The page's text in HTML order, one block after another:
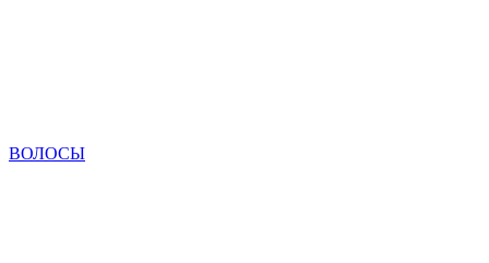
ВОЛОСЫ